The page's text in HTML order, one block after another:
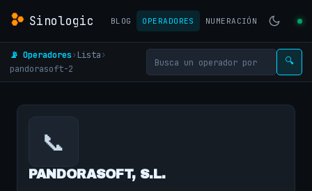
Sinologic BLOG OPERADORES NUMERACIÓN
📡 Operadores› Lista›
pandorasoft-2
🔍
📞
PANDORASOFT, S.L.